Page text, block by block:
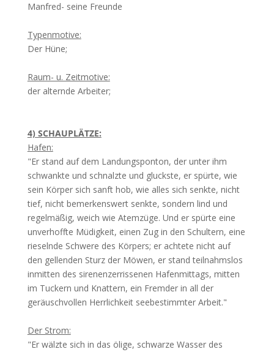
Manfred- seine Freunde
Typenmotive:
Der Hüne;
Raum- u. Zeitmotive:
der alternde Arbeiter;
4) SCHAUPLÄTZE:
Hafen:
"Er stand auf dem Landungsponton, der unter ihm
schwankte und schnalzte und gluckste, er spürte, wie
sein Körper sich sanft hob, wie alles sich senkte, nicht
tief, nicht bemerkenswert senkte, sondern lind und
regelmäßig, weich wie Atemzüge. Und er spürte eine
unverhoffte Müdigkeit, einen Zug in den Schultern, eine
rieselnde Schwere des Körpers; er achtete nicht auf
den gellenden Sturz der Möwen, er stand teilnahmslos
inmitten des sirenenzerrissenen Hafenmittags, mitten
im Tuckern und Knattern, ein Fremder in all der
geräuschvollen Herrlichkeit seebestimmter Arbeit."
Der Strom:
"Er wälzte sich in das ölige, schwarze Wasser des